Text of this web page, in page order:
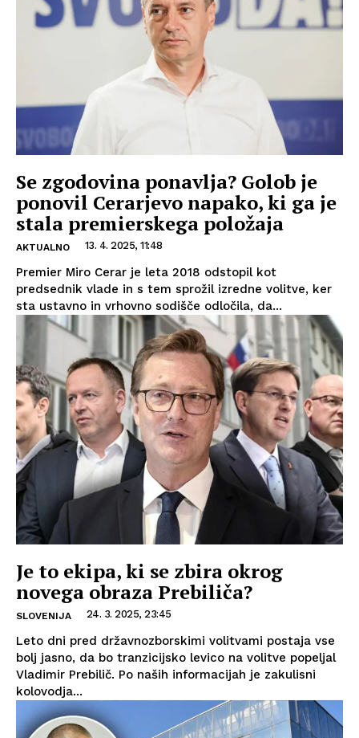
Se zgodovina ponavlja? Golob je
ponovil Cerarjevo napako, ki ga je
stala premierskega položaja
AKTUALNO 13. 4. 2025, 11:48
Premier Miro Cerar je leta 2018 odstopil kot
predsednik vlade in s tem sprožil izredne volitve, ker
sta ustavno in vrhovno sodišče odločila, da...
Je to ekipa, ki se zbira okrog
novega obraza Prebiliča?
SLOVENIJA 24. 3. 2025, 23:45
Leto dni pred državnozborskimi volitvami postaja vse
bolj jasno, da bo tranzicijsko levico na volitve popeljal
Vladimir Prebilič. Po naših informacijah je zakulisni
kolovodja...